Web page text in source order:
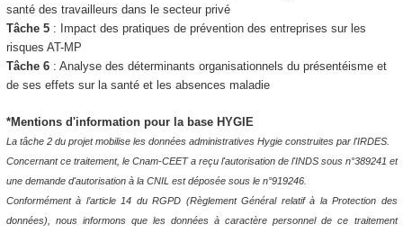
santé des travailleurs dans le secteur privé
Tâche 5: Impact des pratiques de prévention des entreprises sur les
risques AT-MP
Tâche 6: Analyse des déterminants organisationnels du présentéisme et
de ses effets sur la santé et les absences maladie
*Mentions d'information pour la base HYGIE
La tâche 2 du projet mobilise les données administratives Hygie construites par l'IRDES.
Concernant ce traitement, le Cnam-CEET a reçu l'autorisation de l'INDS sous n°389241 et
une demande d'autorisation à la CNIL est déposée sous le n°919246.
Conformément à l’article 14 du RGPD (Règlement Général relatif à la Protection des
données), nous informons que les données à caractère personnel de ce traitement